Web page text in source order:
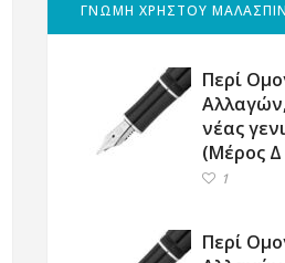
ΓΝΩΜΗ ΧΡΗΣΤΟΥ
Περί
νέας
(Μέρος Δ
1
Περί